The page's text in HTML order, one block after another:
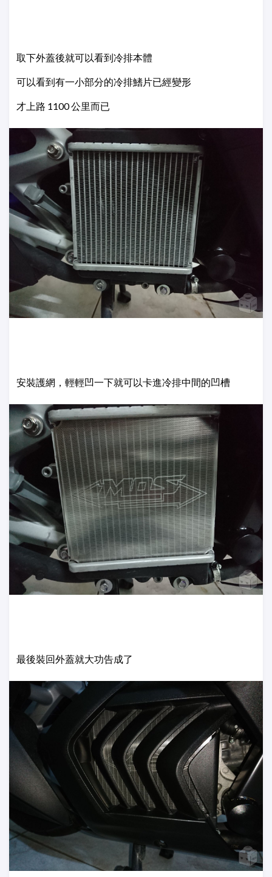
取下外蓋後就可以看到冷排本體
可以看到有一小部分的冷排鰭片已經變形
才上路 1100 公里而已
安裝護網，輕輕凹一下就可以卡進冷排中間的凹槽
最後裝回外蓋就大功告成了